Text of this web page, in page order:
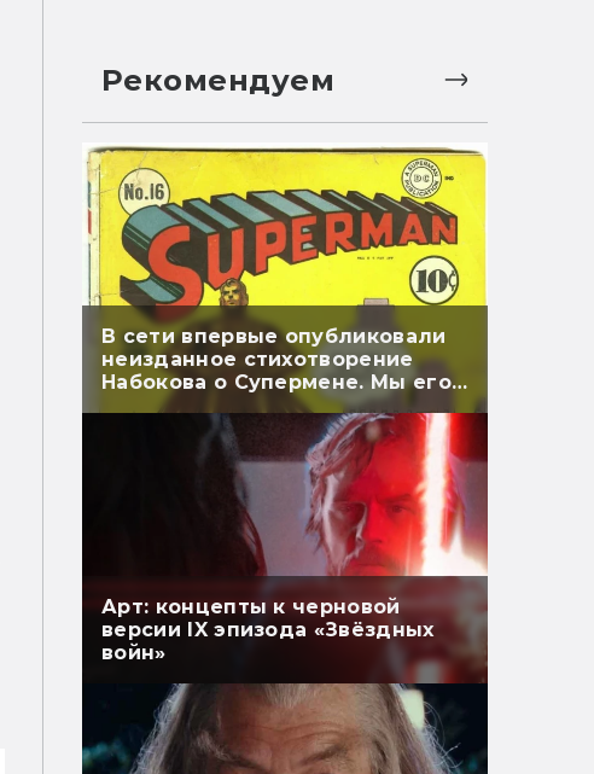
Рекомендуем
В сети впервые опубликовали
неизданное стихотворение
Набокова о Супермене. Мы его
перевели
Арт: концепты к черновой
версии IX эпизода «Звёздных
войн»